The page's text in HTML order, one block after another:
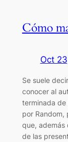
Cómo
Oct
Se suele
conocer al
terminada de
por Random,
que, además
de las